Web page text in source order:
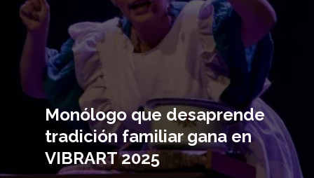
Monólogo que desaprende
tradición familiar gana en
VIBRART 2025